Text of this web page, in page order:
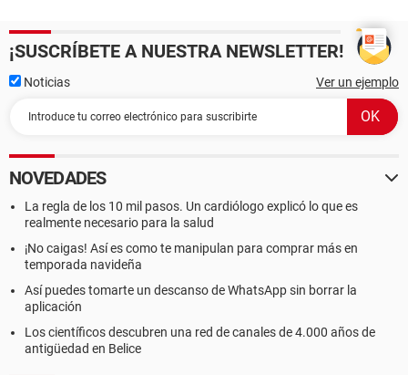
¡SUSCRÍBETE A NUESTRA NEWSLETTER!
Noticias Ver un ejemplo
NOVEDADES
La regla de los 10 mil pasos. Un cardiólogo explicó lo que es
realmente necesario para la salud
¡No caigas! Así es como te manipulan para comprar más en
temporada navideña
Así puedes tomarte un descanso de WhatsApp sin borrar la
aplicación
Los científicos descubren una red de canales de 4.000 años de
antigüedad en Belice